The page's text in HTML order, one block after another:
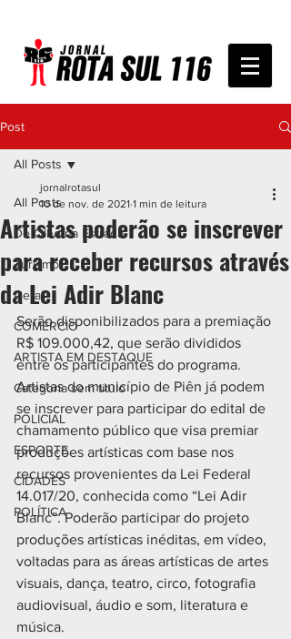
Post
All Posts
De Olho na Estrada
Turismo
Geral
COMÉRCIO
ARTISTA EM DESTAQUE
Categoria sem título
POLICIAL
ESPORTE
CIDADES
POLÍTICA
All Posts
Artistas poderão se inscrever
para receber recursos através
da Lei Adir Blanc
jornalrotasul
10 de nov. de 2021 1 min de leitura
Serão disponibilizados para a premiação
R$ 109.000,42, que serão divididos
entre os participantes do programa.
Artistas do município de Piên já podem
se inscrever para participar do edital de
chamamento público que visa premiar
produções artísticas com base nos
recursos provenientes da Lei Federal
14.017/20, conhecida como “Lei Adir
Blanc”. Poderão participar do projeto
produções artísticas inéditas, em vídeo,
voltadas para as áreas artísticas de artes
visuais, dança, teatro, circo, fotografia
audiovisual, áudio e som, literatura e
música.